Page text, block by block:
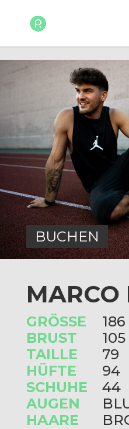
BUCHEN
MARCO
GRÖSSE
BRUST
TAILLE
HÜFTE
SCHUHE
AUGEN
HAARE
186
105
79
94
44